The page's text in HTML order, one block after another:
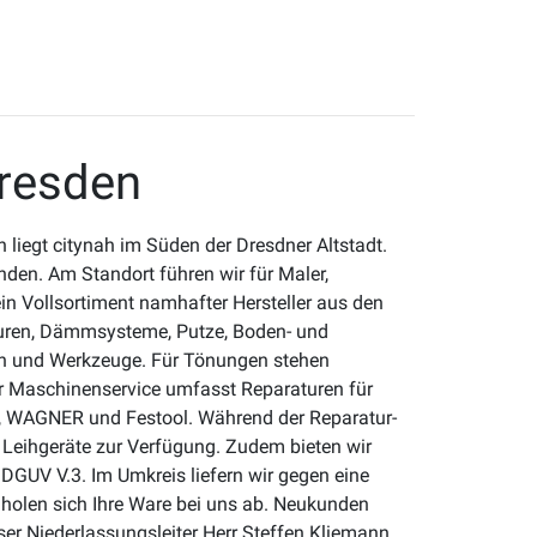
liegt citynah im Süden der Dresdner Altstadt.
Am Standort führen wir für Maler,
Vollsortiment namhafter Hersteller aus den
Dämmsysteme, Putze, Boden- und
Werkzeuge. Für Tönungen stehen
Maschinenservice umfasst Reparaturen für
und Festool. Während der Reparatur-
zur Verfügung. Zudem bieten wir
V.3. Im Umkreis liefern wir gegen eine
sich Ihre Ware bei uns ab. Neukunden